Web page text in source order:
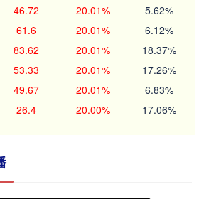
46.72 20.01% 5.62%
61.6 20.01% 6.12%
83.62 20.01% 18.37%
53.33 20.01% 17.26%
49.67 20.01% 6.83%
26.4 20.00% 17.06%